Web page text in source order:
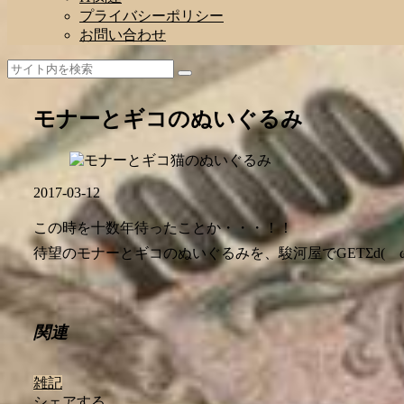
プライバシーポリシー
お問い合わせ
モナーとギコのぬいぐるみ
2017-03-12
この時を十数年待ったことか・・・！！
待望のモナーとギコのぬいぐるみを、駿河屋でGETΣd(ゝ
関連
雑記